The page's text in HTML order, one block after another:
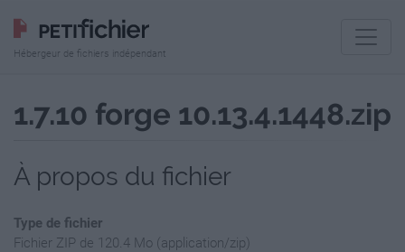
Hébergeur de fichiers indépendant
1.7.10 forge 10.13.4.1448.zip
À propos du fichier
Type de fichier
Fichier ZIP de 120.4 Mo (application/zip)